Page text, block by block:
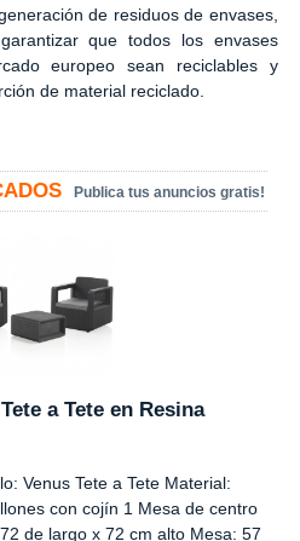
de residuos de envases,
que todos los envases
europeo sean reciclables y
de material reciclado.
Publica tus anuncios gratis!
a Tete en Resina
Venus Tete a Tete Material:
con cojín 1 Mesa de centro
de largo x 72 cm alto Mesa: 57